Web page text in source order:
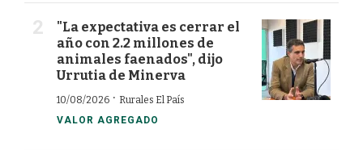
"La expectativa es cerrar el
año con 2.2 millones de
animales faenados", dijo
Urrutia de Minerva
10/08/2026 · Rurales El País
VALOR AGREGADO